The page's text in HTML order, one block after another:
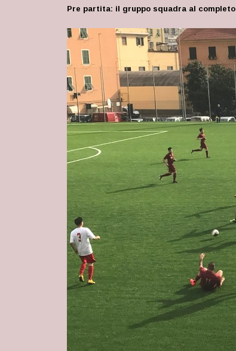
Pre partita: il gruppo squadra al completo